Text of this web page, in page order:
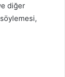
diğer